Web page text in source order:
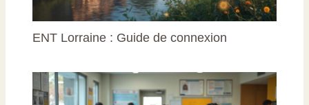
ENT Lorraine : Guide de connexion